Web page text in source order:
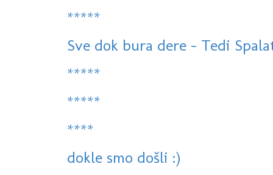
*****
Sve dok bura dere - Tedi
*****
*****
****
dokle smo došli :)